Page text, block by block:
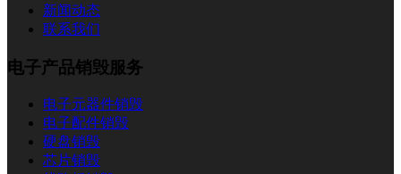
新闻动态
联系我们
电子产品销毁服务
电子元器件销毁
电子配件销毁
硬盘销毁
芯片销毁